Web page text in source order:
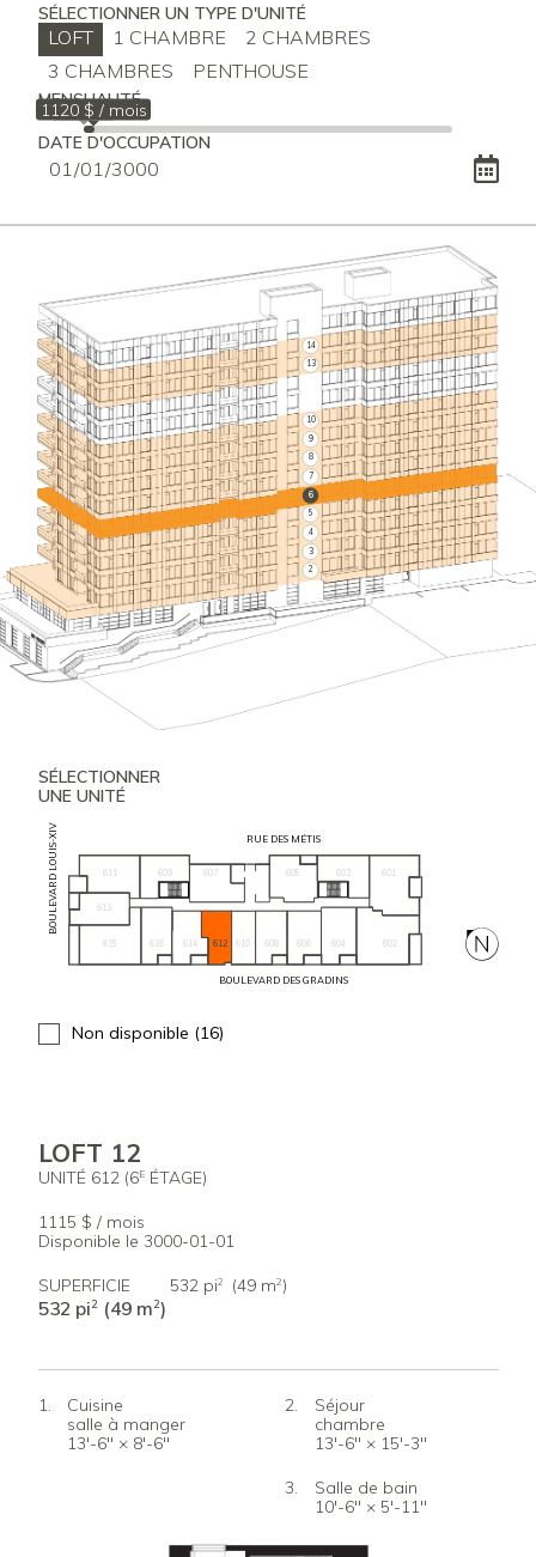
SÉLECTIONNER UN TYPE D'UNITÉ
LOFT 1 CHAMBRE
2 CHAMBRES
3 CHAMBRES
PENTHOUSE
MENSUALITÉ
1010 $
1120 $ / mois
DATE D'OCCUPATION
2
3
4
5
6
7
8
9
10
13
14
SÉLECTIONNER
UNE UNITÉ
RUE DES MÉTIS
BOULEVARD LOUIS-XIV 601
602
603
604
605
606
607
608
609
610
611
612
613
614
615 616
BOULEVARD DES GRADINS
Non disponible (16)
LOFT 12
UNITÉ 612 (6EÉTAGE)
1115 $ / mois
Disponible le 3000-01-01
SUPERFICIE 532 pi2 (49 m2 )
532 pi2 (49 m2)
Cuisine
salle à manger
13'-6" × 8'-6"
Séjour
chambre
13'-6" × 15'-3"
Salle de bain
10'-6" × 5'-11"